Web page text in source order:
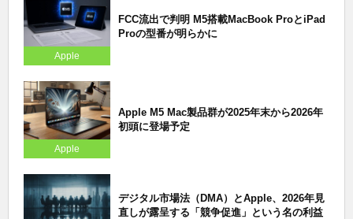
Apple
FCC流出で判明 M5搭載MacBook ProとiPad
Proの型番が明らかに
Apple
Apple M5 Mac製品群が2025年末から2026年
初頭に登場予定
デジタル市場法（DMA）とApple、2026年見
直しが露呈する「競争促進」という名の利益